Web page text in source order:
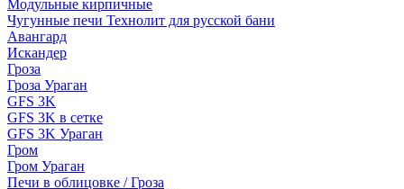
Модульные кирпичные
Чугунные печи Технолит для русской бани
Авангард
Искандер
Гроза
Гроза Ураган
GFS 3K
GFS 3K в сетке
GFS 3K Ураган
Гром
Гром Ураган
Печи в облицовке / Гроза